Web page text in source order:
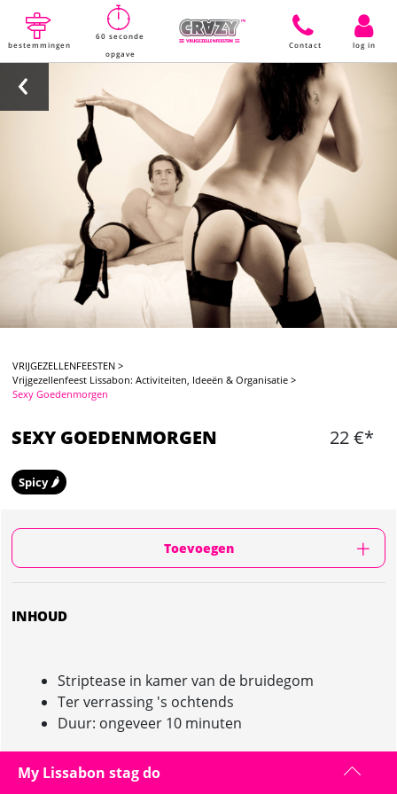
bestemmingen
60 seconde
opgave
Contact log in
VRIJGEZELLENFEESTEN >
Vrijgezellenfeest Lissabon: Activiteiten, Ideeën & Organisatie >
Sexy Goedenmorgen
SEXY GOEDENMORGEN 22 €*
Spicy 🌶️
Toevoegen
INHOUD
Striptease in kamer van de bruidegom
Ter verrassing 's ochtends
Duur: ongeveer 10 minuten
My Lissabon stag do